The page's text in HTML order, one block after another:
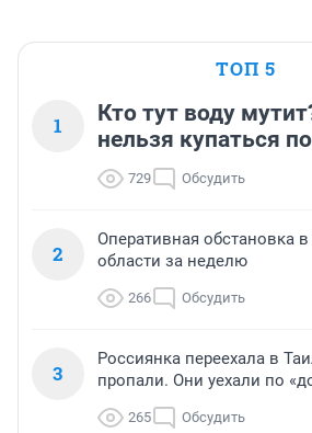
ТОП 5
1
Кто тут воду
нельзя купаться
729 Обсудить
2
Оперативная обстановка
области за неделю
266 Обсудить
3
Россиянка переехала в
пропали. Они уехали по
265 Обсудить